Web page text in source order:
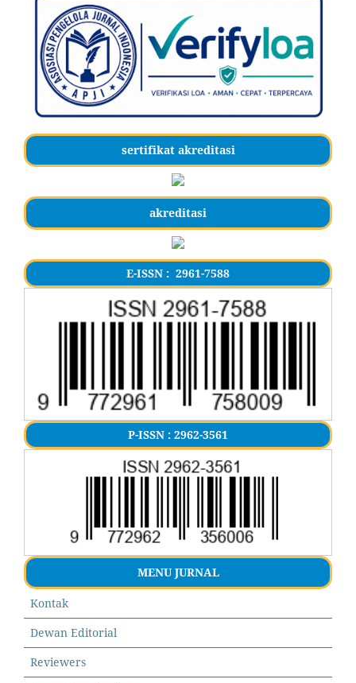
sertifikat akreditasi
akreditasi
E-ISSN : 2961-7588
P-ISSN : 2962-3561
MENU JURNAL
Kontak
Dewan Editorial
Reviewers